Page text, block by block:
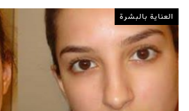
العناية بالبشرة